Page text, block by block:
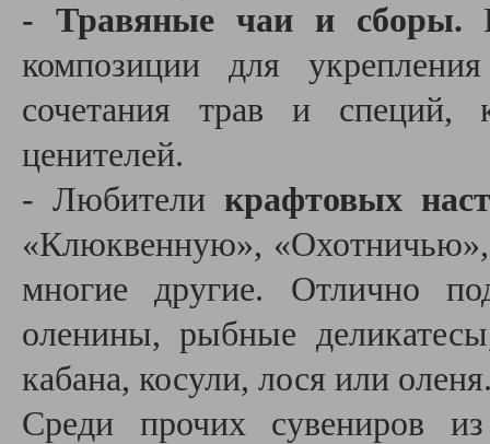
- Травяные чаи и сборы.
композиции для
сочетания трав и специй,
ценителей.
- Любители крафтовых
«Клюквенную»,
многие другие. Отлично
оленины, рыбные
кабана, косули, лося или
Среди прочих сувениров